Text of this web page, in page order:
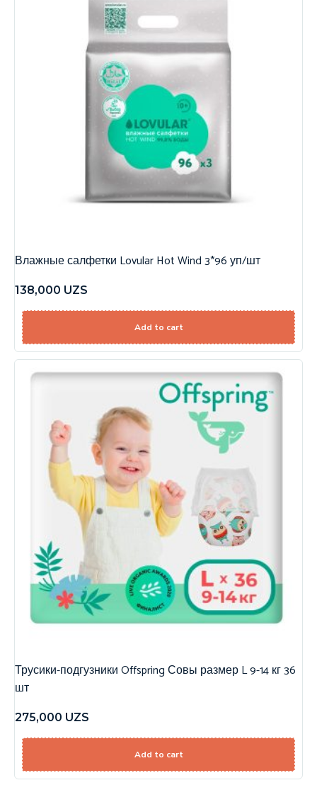
Влажные салфетки Lovular Hot Wind 3*96 уп/шт
138,000 UZS
Add to cart
Трусики-подгузники Offspring Совы размер L 9-14 кг 36
шт
275,000 UZS
Add to cart